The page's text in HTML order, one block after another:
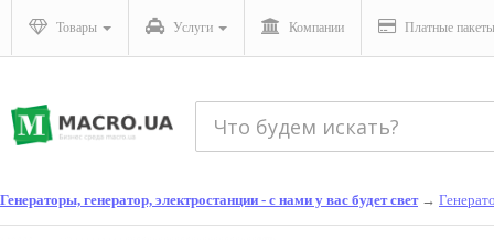
Товары Услуги Компании Платные пакеты
Генераторы, генератор, электростанции - с нами у вас будет свет→